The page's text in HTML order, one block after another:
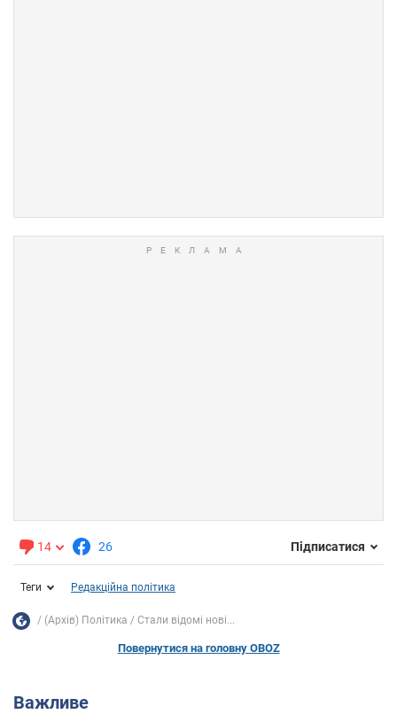
14 26 Підписатися
Теги Редакційна політика
(Архів) Політика Стали відомі нові...
Повернутися на головну OBOZ
Важливе